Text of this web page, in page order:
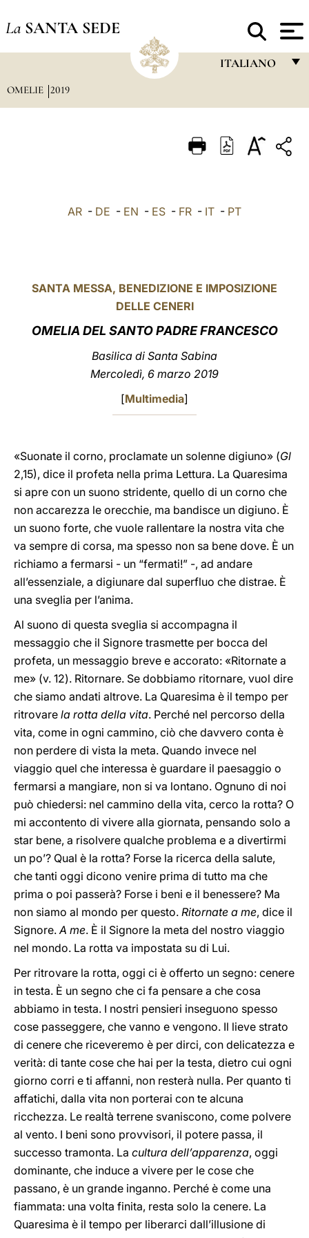
La SANTA SEDE
ITALIANO
ITALIANO
LATINE
OMELIE 2019
AR - DE - EN - ES - FR - IT - PT
SANTA MESSA, BENEDIZIONE E IMPOSIZIONE
DELLE CENERI
OMELIA DEL SANTO PADRE FRANCESCO
Basilica di Santa Sabina
Mercoledì, 6 marzo 2019
[Multimedia]
«Suonate il corno, proclamate un solenne digiuno» (Gl
2,15), dice il profeta nella prima Lettura. La Quaresima
si apre con un suono stridente, quello di un corno che
non accarezza le orecchie, ma bandisce un digiuno. È
un suono forte, che vuole rallentare la nostra vita che
va sempre di corsa, ma spesso non sa bene dove. È un
richiamo a fermarsi - un “fermati!” -, ad andare
all’essenziale, a digiunare dal superfluo che distrae. È
una sveglia per l’anima.
Al suono di questa sveglia si accompagna il
messaggio che il Signore trasmette per bocca del
profeta, un messaggio breve e accorato: «Ritornate a
me» (v. 12). Ritornare. Se dobbiamo ritornare, vuol dire
che siamo andati altrove. La Quaresima è il tempo per
ritrovare la rotta della vita. Perché nel percorso della
vita, come in ogni cammino, ciò che davvero conta è
non perdere di vista la meta. Quando invece nel
viaggio quel che interessa è guardare il paesaggio o
fermarsi a mangiare, non si va lontano. Ognuno di noi
può chiedersi: nel cammino della vita, cerco la rotta? O
mi accontento di vivere alla giornata, pensando solo a
star bene, a risolvere qualche problema e a divertirmi
un po’? Qual è la rotta? Forse la ricerca della salute,
che tanti oggi dicono venire prima di tutto ma che
prima o poi passerà? Forse i beni e il benessere? Ma
non siamo al mondo per questo. Ritornate a me, dice il
Signore.A me. È il Signore la meta del nostro viaggio
nel mondo. La rotta va impostata su di Lui.
Per ritrovare la rotta, oggi ci è offerto un segno: cenere
in testa. È un segno che ci fa pensare a che cosa
abbiamo in testa. I nostri pensieri inseguono spesso
cose passeggere, che vanno e vengono. Il lieve strato
di cenere che riceveremo è per dirci, con delicatezza e
verità: di tante cose che hai per la testa, dietro cui ogni
giorno corri e ti affanni, non resterà nulla. Per quanto ti
affatichi, dalla vita non porterai con te alcuna
ricchezza. Le realtà terrene svaniscono, come polvere
al vento. I beni sono provvisori, il potere passa, il
successo tramonta. La cultura dell’apparenza, oggi
dominante, che induce a vivere per le cose che
passano, è un grande inganno. Perché è come una
fiammata: una volta finita, resta solo la cenere. La
Quaresima è il tempo per liberarci dall’illusione di